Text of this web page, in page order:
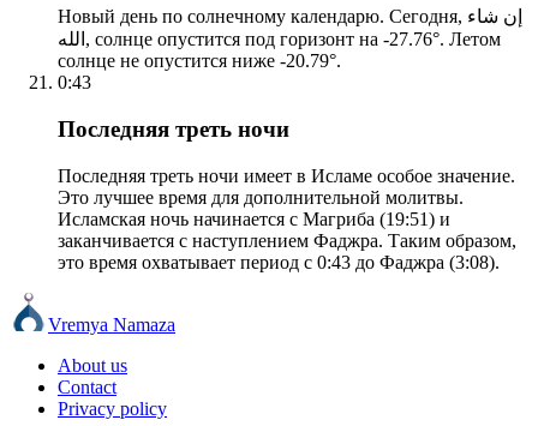
Новый день по солнечному календарю. Сегодня, إن شاء
الله, солнце опустится под горизонт на -27.76°. Летом
солнце не опустится ниже -20.79°.
0:43
Последняя треть ночи
Последняя треть ночи имеет в Исламе особое значение.
Это лучшее время для дополнительной молитвы.
Исламская ночь начинается с Магриба (19:51) и
заканчивается с наступлением Фаджра. Таким образом,
это время охватывает период с 0:43 до Фаджра (3:08).
Vremya Namaza
About us
Contact
Privacy policy